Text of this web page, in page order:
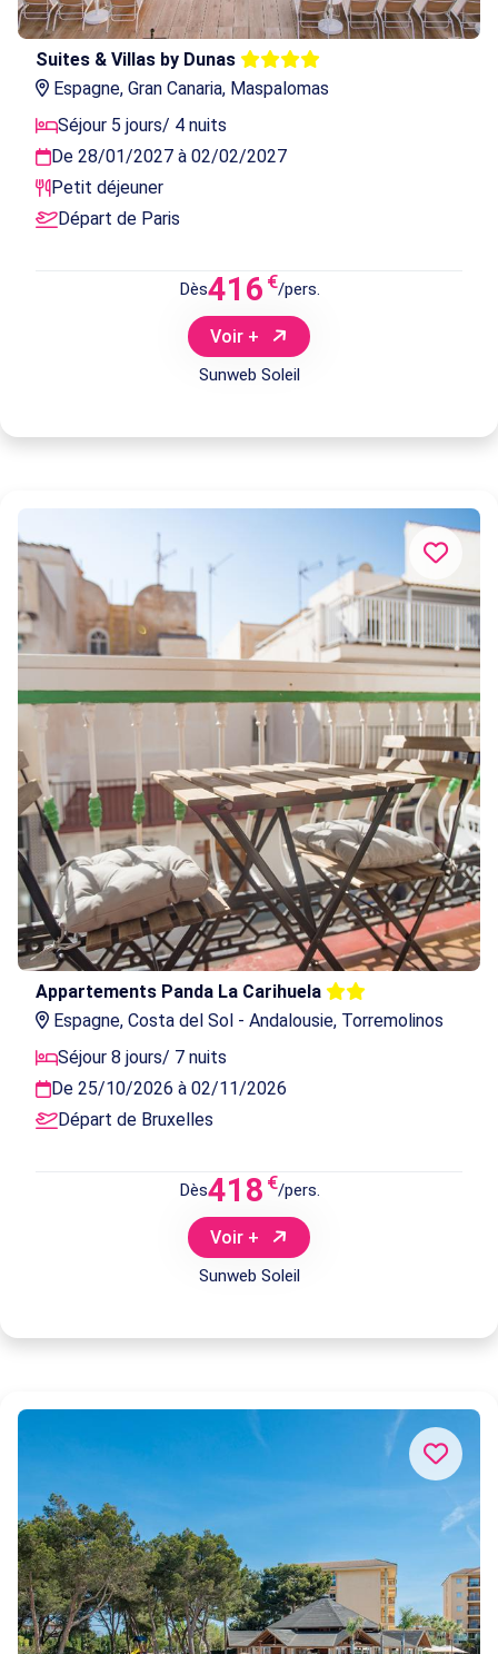
Suites & Villas by Dunas
Espagne, Gran Canaria, Maspalomas
Séjour 5 jours/ 4 nuits
De 28/01/2027 à 02/02/2027
Petit déjeuner
Départ de Paris
Dès416 €/pers.
Voir +
Sunweb Soleil
Appartements Panda La Carihuela
Espagne, Costa del Sol - Andalousie, Torremolinos
Séjour 8 jours/ 7 nuits
De 25/10/2026 à 02/11/2026
Départ de Bruxelles
Dès418 €/pers.
Voir +
Sunweb Soleil